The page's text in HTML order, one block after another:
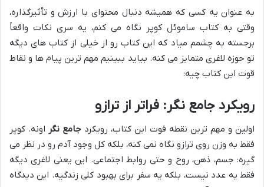
به عنوان یه کسی که همیشه دنبال محتوای با ارزش و تأثیرگذاره،
وقتی به کتاب ساموئل کوپر نگاه می کنم، یه سری نکات واقعاً
برجسته به چشمم میاد که این کتاب رو از خیلی از کتاب های دیگه
تو حوزه لاغری متمایز می کنه. بیاید ببینیم مهم ترین پیام ها و نقاط
قوت این کتاب چیه:
رویکرد جامع نگر: فراتر از ترازو
اولین و مهم ترین نقطه قوت این کتاب، رویکرد جامع نگر اونه. کوپر
فقط به وزن روی ترازو نگاه نمی کنه، بلکه کل وجود آدم رو در نظر می
گیره: جسم، ذهن، روح و حتی روابط اجتماعی. این یعنی لاغری دیگه
فقط یه عدد نیست، بلکه یه سفر برای بهبود کلی زندگیه. این دیدگاه